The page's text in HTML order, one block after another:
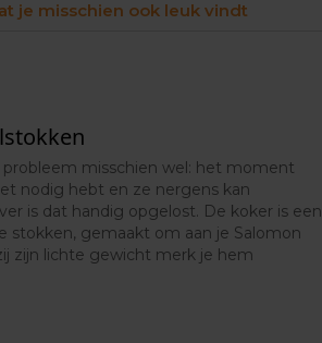
je misschien ook leuk vindt
probleem misschien wel: het moment
nodig hebt en ze nergens kan
is dat handig opgelost. De koker is een
stokken, gemaakt om aan je Salomon
zijn lichte gewicht merk je hem